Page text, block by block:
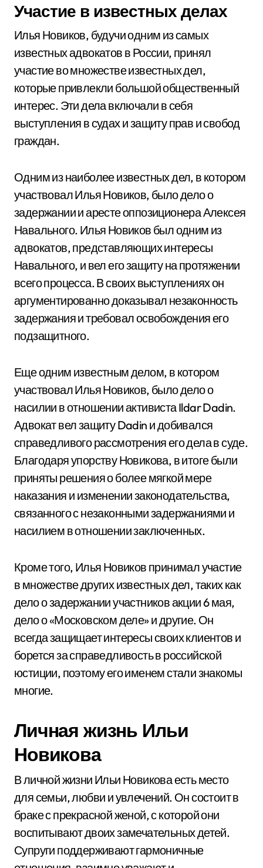
Участие в известных делах
Илья Новиков, будучи одним из самых
известных адвокатов в России, принял
участие во множестве известных дел,
которые привлекли большой общественный
интерес. Эти дела включали в себя
выступления в судах и защиту прав и свобод
граждан.
Одним из наиболее известных дел, в котором
участвовал Илья Новиков, было дело о
задержании и аресте оппозиционера Алексея
Навального. Илья Новиков был одним из
адвокатов, представляющих интересы
Навального, и вел его защиту на протяжении
всего процесса. В своих выступлениях он
аргументированно доказывал незаконность
задержания и требовал освобождения его
подзащитного.
Еще одним известным делом, в котором
участвовал Илья Новиков, было дело о
насилии в отношении активиста Ildar Dadin.
Адвокат вел защиту Dadin и добивался
справедливого рассмотрения его дела в суде.
Благодаря упорству Новикова, в итоге были
приняты решения о более мягкой мере
наказания и изменении законодательства,
связанного с незаконными задержаниями и
насилием в отношении заключенных.
Кроме того, Илья Новиков принимал участие
в множестве других известных дел, таких как
дело о задержании участников акции 6 мая,
дело о «Московском деле» и другие. Он
всегда защищает интересы своих клиентов и
борется за справедливость в российской
юстиции, поэтому его именем стали знакомы
многие.
Личная жизнь Ильи
Новикова
В личной жизни Ильи Новикова есть место
для семьи, любви и увлечений. Он состоит в
браке с прекрасной женой, с которой они
воспитывают двоих замечательных детей.
Супруги поддерживают гармоничные